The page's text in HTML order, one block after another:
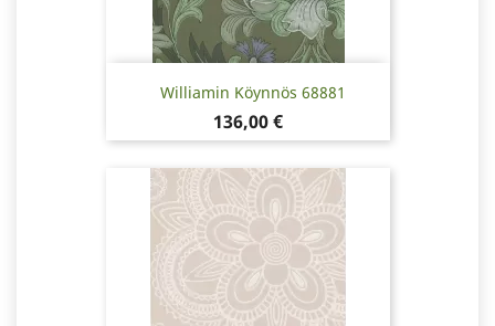
Williamin Köynnös 68881
Hinta
136,00 €